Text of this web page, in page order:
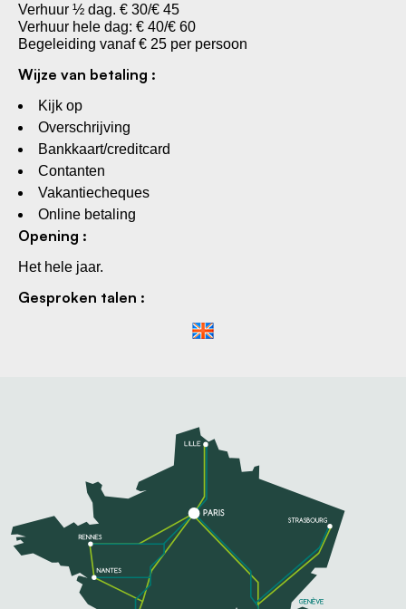
Verhuur ½ dag. € 30/€ 45
Verhuur hele dag: € 40/€ 60
Begeleiding vanaf € 25 per persoon
Wijze van betaling :
Kijk op
Overschrijving
Bankkaart/creditcard
Contanten
Vakantiecheques
Online betaling
Opening :
Het hele jaar.
Gesproken talen :